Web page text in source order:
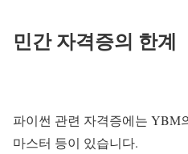
민간 자격증의 한계
파이썬 관련 자격증에는 YBM
마스터 등이 있습니다.